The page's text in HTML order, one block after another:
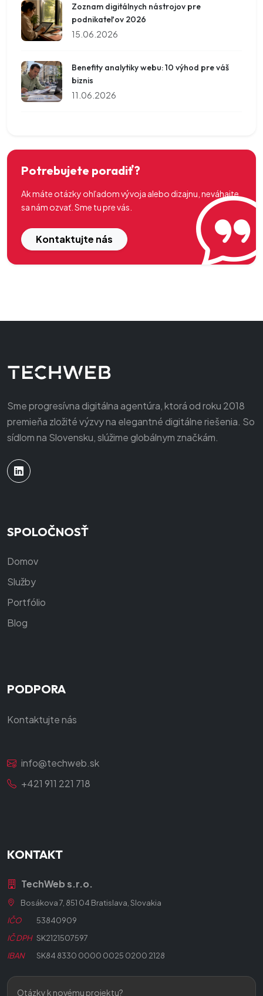
Zoznam digitálnych nástrojov pre
podnikateľov 2026
15.06.2026
Benefity analytiky webu: 10 výhod pre váš
biznis
11.06.2026
Potrebujete poradiť?
Ak máte otázky ohľadom vývoja alebo dizajnu, neváhajte
sa nám ozvať. Sme tu pre vás.
Kontaktujte nás
Sme progresívna digitálna agentúra, ktorá od roku 2018
premieňa zložité výzvy na elegantné digitálne riešenia. So
sídlom na Slovensku, slúžime globálnym značkám.
SPOLOČNOSŤ
Domov
Služby
Portfólio
Blog
PODPORA
Kontaktujte nás
info@techweb.sk
+421 911 221 718
KONTAKT
TechWeb s.r.o.
Bosákova 7, 851 04 Bratislava, Slovakia
IČO
53840909
IČ DPH SK2121507597
IBAN
SK84 8330 0000 0025 0200 2128
Otázky k novému projektu?